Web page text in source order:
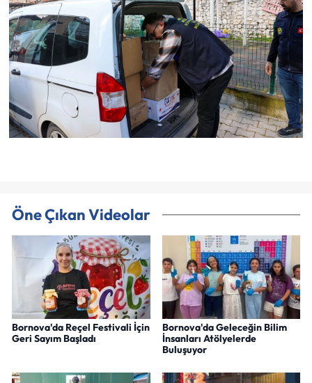
Öne Çıkan Videolar
Bornova'da Reçel Festivali İçin
Geri Sayım Başladı
Bornova'da Geleceğin Bilim
İnsanları Atölyelerde
Buluşuyor